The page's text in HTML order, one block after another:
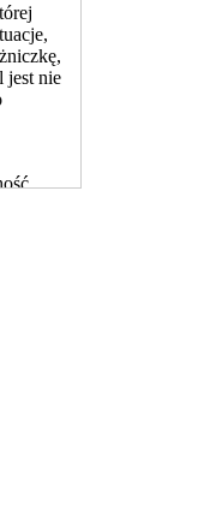
jest nie
i
i